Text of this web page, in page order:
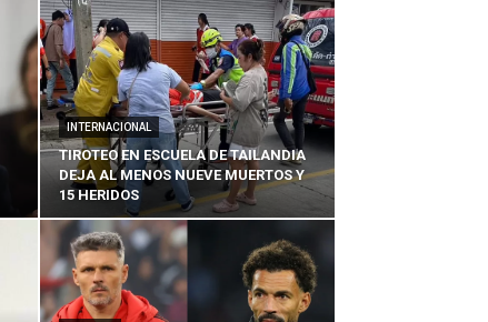
INTERNACIONAL
TIROTEO EN ESCUELA DE TAILANDIA
DEJA AL MENOS NUEVE MUERTOS Y
15 HERIDOS